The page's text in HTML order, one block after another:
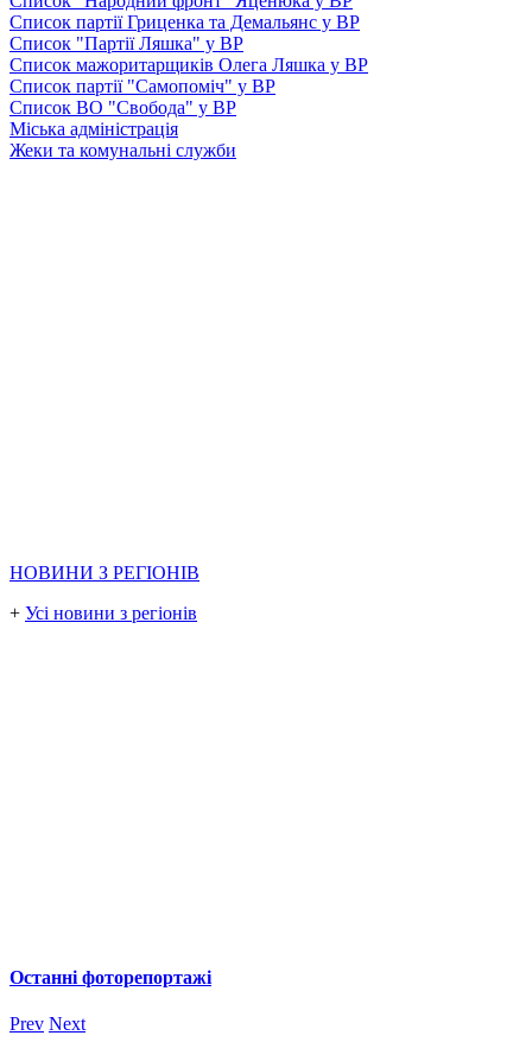
Список партії Гриценка та Демальянс у ВР
Список "Партії Ляшка" у ВР
Список мажоритарщиків Олега Ляшка у ВР
Список партії "Самопоміч" у ВР
Список ВО "Свобода" у ВР
Міська адміністрація
Жеки та комунальні служби
НОВИНИ З РЕГІОНІВ
+ Усі новини з регіонів
Останні фоторепортажі
Prev Next